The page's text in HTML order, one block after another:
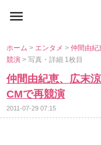
ホーム> エンタメ>仲間由紀
競演> 写真・詳細 1枚目
仲間由紀恵、広末
CMで再競演
2011-07-29 07:15